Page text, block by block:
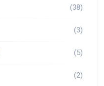
(38)
(3)
(5)
(2)